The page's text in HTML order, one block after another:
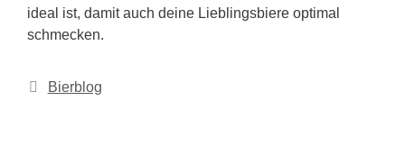
ideal ist, damit auch deine Lieblingsbiere optimal
schmecken.
Kategorien
Bierblog